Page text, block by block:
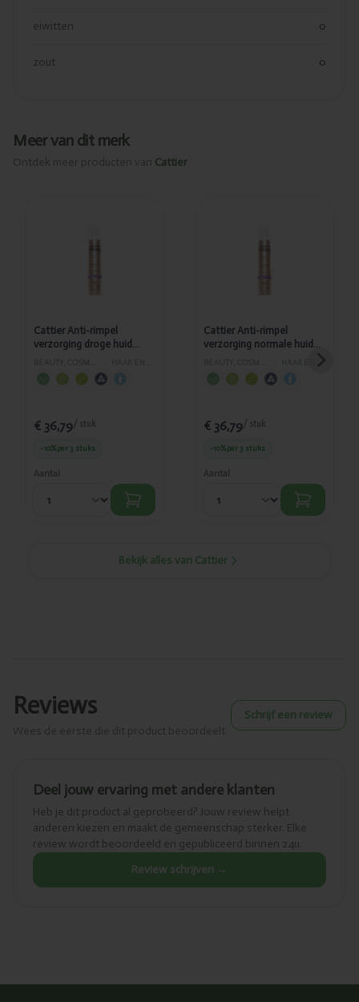
eiwitten 0
zout 0
Meer van dit merk
Ontdek meer producten van Cattier
Cattier Anti-rimpel
verzorging droge huid
€ 36,79/ stuk
-10%per 3 stuks
Aantal
Cattier Anti-rimpel
verzorging normale huid
HAAR EN GELAATSVERZORGING
€ 36,79/ stuk
-10%per 3 stuks
Aantal
Bekijk alles van Cattier
Reviews Schrijf een review
Deel jouw ervaring met andere klanten
Heb je dit product al geprobeerd? Jouw review helpt
anderen kiezen en maakt de gemeenschap sterker. Elke
review wordt beoordeeld en gepubliceerd binnen 24u.
Review schrijven →